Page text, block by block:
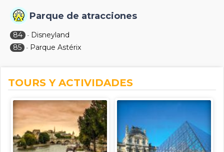
Parque de atracciones
84 - Disneyland
85 - Parque Astérix
TOURS Y ACTIVIDADES